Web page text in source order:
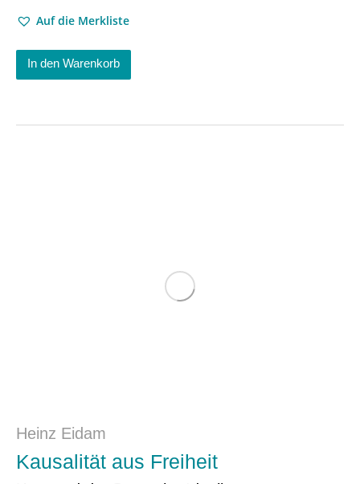
Auf die Merkliste
In den Warenkorb
Heinz Eidam
Kausalität aus Freiheit